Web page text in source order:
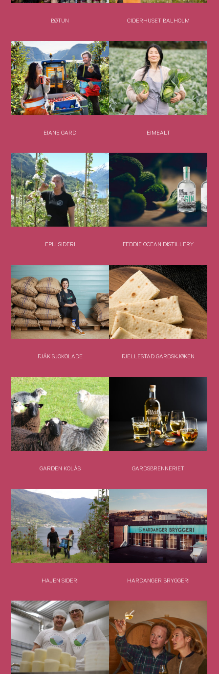
BØTUN CIDERHUSET BALHOLM
EIANE GARD EIMEALT
EPLI SIDERI FEDDIE OCEAN DISTILLERY
FJÅK SJOKOLADE FJELLESTAD GARDSKJØKEN
GARDEN KOLÅS GARDSBRENNERIET
HAJEN SIDERI HARDANGER BRYGGERI